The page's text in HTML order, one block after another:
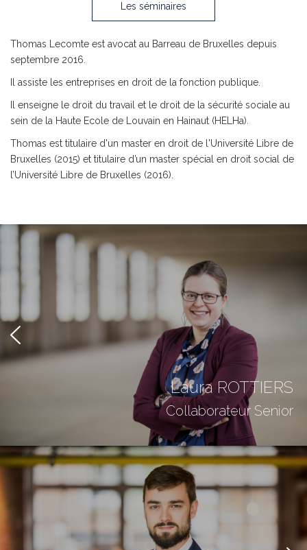
Les séminaires
Thomas Lecomte est avocat au Barreau de Bruxelles depuis
septembre 2016.
Il assiste les entreprises en droit de la fonction publique.
Il enseigne le droit du travail et le droit de la sécurité sociale au
sein de la Haute Ecole de Louvain en Hainaut (HELHa).
Thomas est titulaire d'un master en droit de l'Université Libre de
Bruxelles (2015) et titulaire d’un master spécial en droit social de
l’Université Libre de Bruxelles (2016).
Laura ROTTIERS
Collaborateur Senior